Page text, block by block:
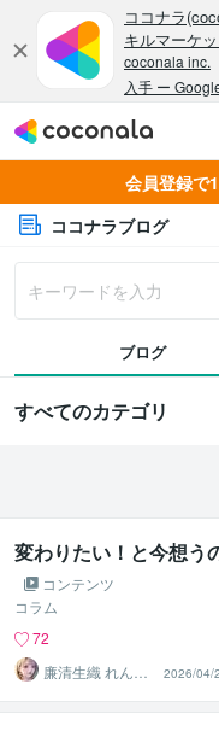
会員登録で
ココナラブログ
ブログ
すべてのカテゴリ
変わりたい！と今想う
コンテンツ
コラム
72
廉清生織 れんせ
い さき
2026/04/